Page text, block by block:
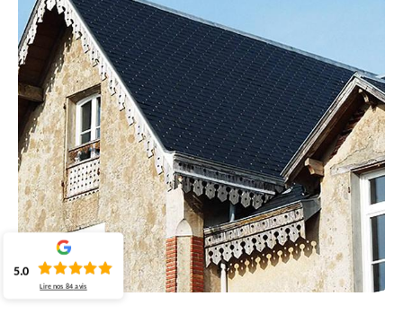
5.0
Lire nos84 avis